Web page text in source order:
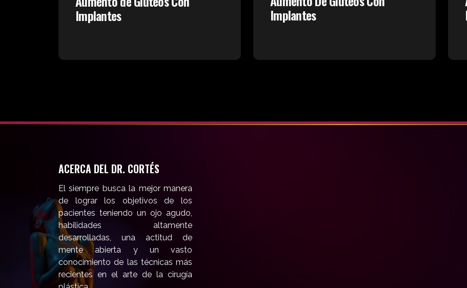
Implantes Implantes
ACERCA DEL DR. CORTÉS
El siempre busca la mejor manera
de lograr los objetivos de los
pacientes teniendo un ojo agudo,
habilidades altamente
desarrolladas, una actitud de
mente abierta y un vasto
conocimiento de las técnicas más
recientes en el arte de la cirugía